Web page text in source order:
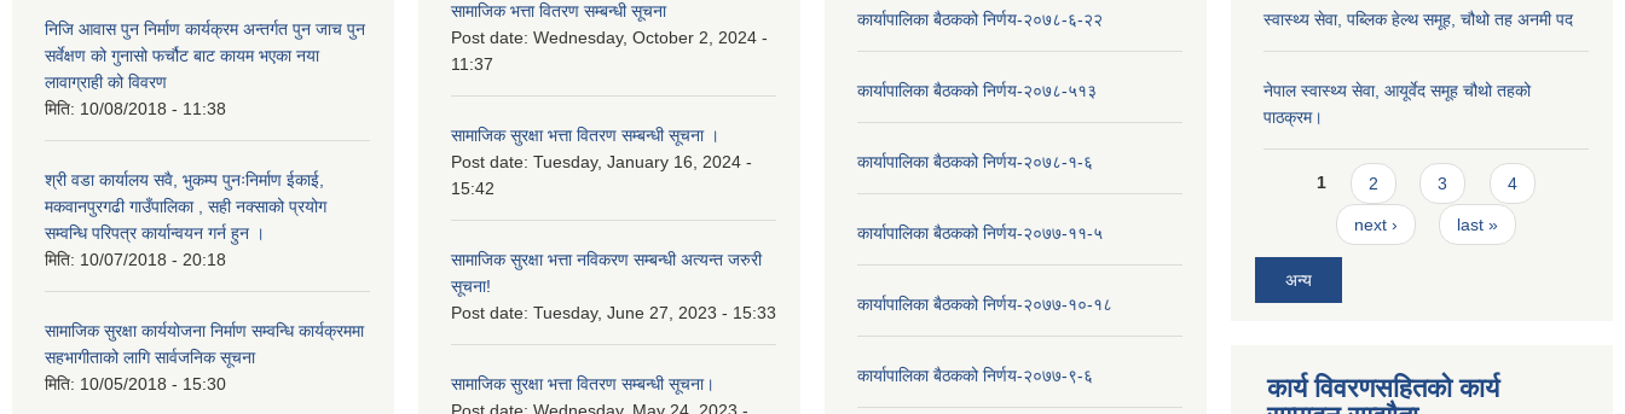
निजि आवास पुन निर्माण कार्यक्रम अन्तर्गत पुन जाच पुन
सर्वेक्षण को गुनासो फर्चौट बाट कायम भएका नया
लावाग्राही को विवरण
मिति: 10/08/2018 - 11:38
श्री वडा कार्यालय सवै, भुकम्प पुनःनिर्माण ईकाई,
मकवानपुरगढी गाउँपालिका , सही नक्साको प्रयोग
सम्वन्धि परिपत्र कार्यान्वयन गर्न हुन ।
मिति: 10/07/2018 - 20:18
सामाजिक सुरक्षा कार्ययोजना निर्माण सम्वन्धि कार्यक्रममा
सहभागीताको लागि सार्वजनिक सूचना
मिति: 10/05/2018 - 15:30
सामाजिक भत्ता वितरण सम्बन्धी सूचना
Post date: Wednesday, October 2, 2024 -
11:37
सामाजिक सुरक्षा भत्ता वितरण सम्बन्धी सूचना ।
Post date: Tuesday, January 16, 2024 -
15:42
सामाजिक सुरक्षा भत्ता नविकरण सम्बन्धी अत्यन्त जरुरी
सूचना!
Post date: Tuesday, June 27, 2023 - 15:33
सामाजिक सुरक्षा भत्ता वितरण सम्बन्धी सूचना।
कार्यापालिका बैठकको निर्णय-२०७८-६-२२
कार्यापालिका बैठकको निर्णय-२०७८-५१३
कार्यापालिका बैठकको निर्णय-२०७८-१-६
कार्यापालिका बैठकको निर्णय-२०७७-११-५
कार्यापालिका बैठकको निर्णय-२०७७-१०-१८
कार्यापालिका बैठकको निर्णय-२०७७-९-६
स्वास्थ्य सेवा, पब्लिक हेल्‍थ समूह, चौथो तह अनमी पद
नेपाल स्वास्थ्य सेवा, आयूर्वेद समूह चौथो तहको
पाठक्रम।
Pages
1 2 3 4
next › last »
अन्य
कार्य विवरणसहितको कार्य